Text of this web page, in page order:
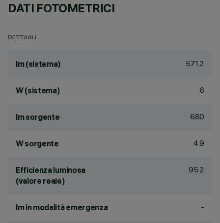
DATI FOTOMETRICI
DETTAGLI
lm (sistema) 571.2
W (sistema) 6
lm sorgente 680
W sorgente 4.9
Efficienza luminosa
(valore reale)
95.2
lm in modalità emergenza -